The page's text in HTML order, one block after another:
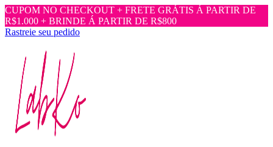
CUPOM NO CHECKOUT + FRETE GRÁTIS Á PARTIR DE
R$1.000 + BRINDE Á PARTIR DE R$800
Rastreie seu pedido